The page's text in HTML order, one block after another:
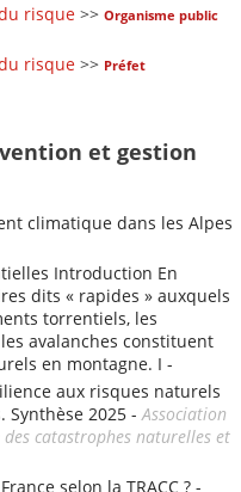
risque >> Organisme public
risque >> Préfet
et gestion
climatique dans les Alpes
Introduction En
dits « rapides » auxquels
torrentiels, les
avalanches constituent
en montagne. I -
aux risques naturels
Synthèse 2025 -Association
catastrophes naturelles et
selon la TRACC ? -